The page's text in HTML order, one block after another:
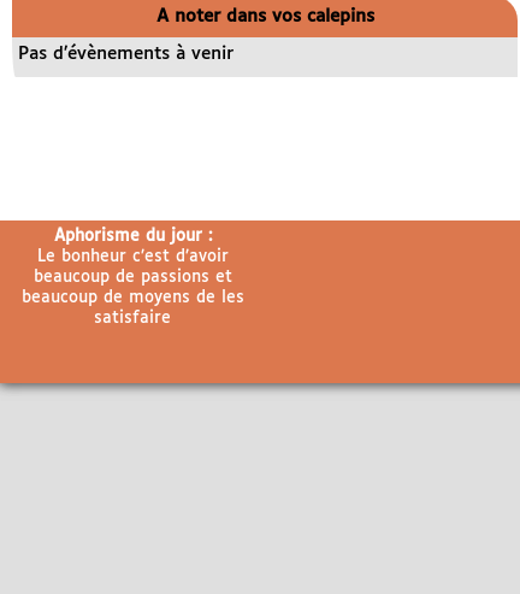
A noter dans vos calepins
Pas d’évènements à venir
Aphorisme du jour :
Le bonheur c’est d’avoir
beaucoup de passions et
beaucoup de moyens de les
satisfaire